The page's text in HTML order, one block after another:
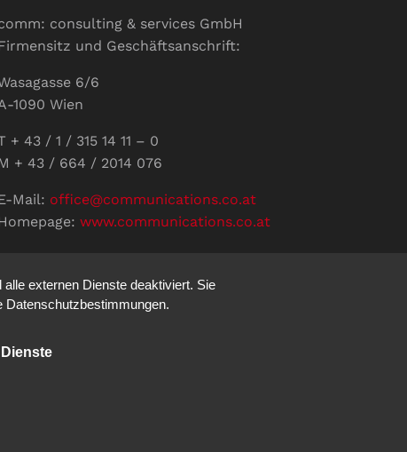
consulting & services GmbH
und Geschäftsanschrift:
6/6
1090 Wien
+ 43 / 1 / 315 14 11 – 0
+ 43 / 664 / 2014 076
Mail: office@communications.co.at
www.communications.co.at
Geschäftsführerin:
Pöhacker MSc.
externen Dienste deaktiviert. Sie
Datenschutzbestimmungen.